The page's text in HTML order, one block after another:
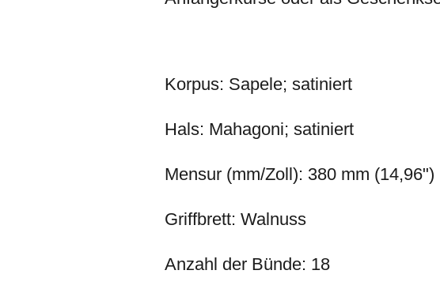
Korpus: Sapele; satiniert
Hals: Mahagoni; satiniert
Mensur (mm/Zoll): 380 mm (14,96")
Griffbrett: Walnuss
Anzahl der Bünde: 18